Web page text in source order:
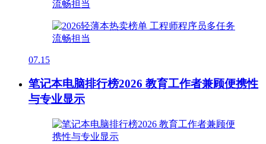
07.15
笔记本电脑排行榜2026 教育工作者兼顾便携性
与专业显示